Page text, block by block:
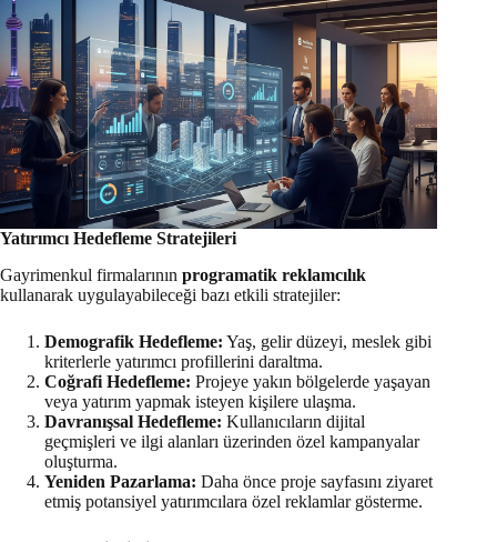
Yatırımcı Hedefleme Stratejileri
Gayrimenkul firmalarının programatik reklamcılık
kullanarak uygulayabileceği bazı etkili stratejiler:
Demografik Hedefleme: Yaş, gelir düzeyi, meslek gibi
kriterlerle yatırımcı profillerini daraltma.
Coğrafi Hedefleme: Projeye yakın bölgelerde yaşayan
veya yatırım yapmak isteyen kişilere ulaşma.
Davranışsal Hedefleme: Kullanıcıların dijital
geçmişleri ve ilgi alanları üzerinden özel kampanyalar
oluşturma.
Yeniden Pazarlama: Daha önce proje sayfasını ziyaret
etmiş potansiyel yatırımcılara özel reklamlar gösterme.